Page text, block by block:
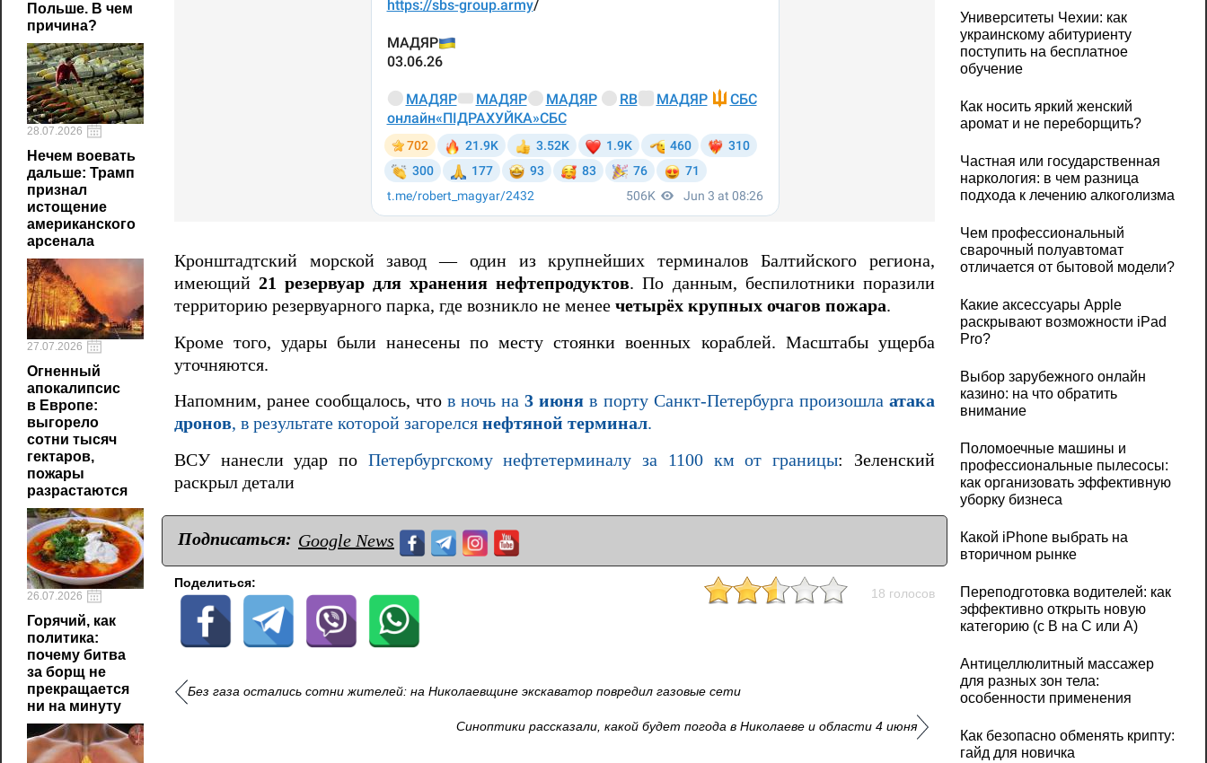
Польше. В чем
причина?
28.07.2026
Нечем воевать
дальше: Трамп
признал
истощение
американского
арсенала
27.07.2026
Огненный
апокалипсис
в Европе:
выгорело
сотни тысяч
гектаров,
пожары
разрастаются
26.07.2026
Горячий, как
политика:
почему битва
за борщ не
прекращается
ни на минуту
Кронштадтский морской завод — один из крупнейших терминалов Балтийского региона,
имеющий21 резервуар для хранения нефтепродуктов. По данным, беспилотники поразили
территорию резервуарного парка, где возникло не менее четырёх крупных очагов пожара.
Кроме того, удары были нанесены по месту стоянки военных кораблей. Масштабы ущерба
уточняются.
Напомним, ранее сообщалось, что в ночь на3 июня в порту Санкт‑Петербурга произошла атака
дронов, в результате которой загорелся нефтяной терминал.
ВСУ нанесли удар по Петербургскому нефтетерминалу за 1100 км от границы: Зеленский
раскрыл детали
Подписаться: Google News
Поделиться:
18 голосов
Без газа остались сотни жителей: на Николаевщине экскаватор повредил газовые сети
Синоптики рассказали, какой будет погода в Николаеве и области 4 июня
Университеты Чехии: как
украинскому абитуриенту
поступить на бесплатное
обучение
Как носить яркий женский
аромат и не переборщить?
Частная или государственная
наркология: в чем разница
подхода к лечению алкоголизма
Чем профессиональный
сварочный полуавтомат
отличается от бытовой модели?
Какие аксессуары Apple
раскрывают возможности iPad
Pro?
Выбор зарубежного онлайн
казино: на что обратить
внимание
Поломоечные машины и
профессиональные пылесосы:
как организовать эффективную
уборку бизнеса
Какой iPhone выбрать на
вторичном рынке
Переподготовка водителей: как
эффективно открыть новую
категорию (с B на C или А)
Антицеллюлитный массажер
для разных зон тела:
особенности применения
Как безопасно обменять крипту:
гайд для новичка